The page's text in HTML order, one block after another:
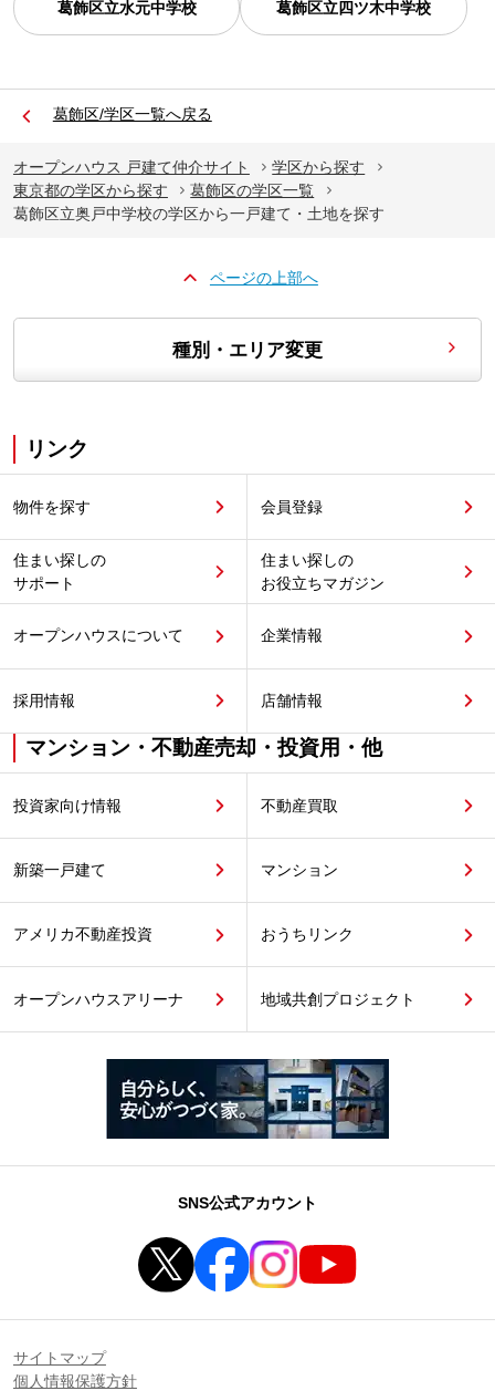
葛飾区立水元中学校 葛飾区立四ツ木中学校
葛飾区/学区一覧へ戻る
オープンハウス 戸建て仲介サイト
学区から探す
東京都の学区から探す
葛飾区の学区一覧
葛飾区立奥戸中学校の学区から一戸建て・土地を探す
ページの上部へ
種別・エリア変更
リンク
物件を探す 会員登録
住まい探しの
サポート
住まい探しの
お役立ちマガジン
オープンハウスについて 企業情報
採用情報 店舗情報
マンション・不動産売却・投資用・他
投資家向け情報 不動産買取
新築一戸建て マンション
アメリカ不動産投資 おうちリンク
オープンハウスアリーナ 地域共創プロジェクト
SNS公式アカウント
サイトマップ
個人情報保護方針